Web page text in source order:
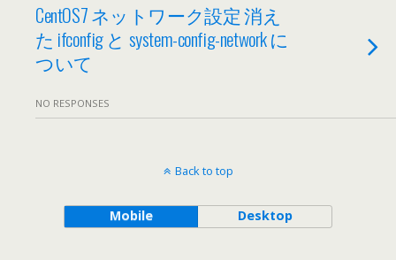
CentOS7 ネットワーク設定 消え
た ifconfig と system-config-network に
ついて
NO RESPONSES
Back to top
Mobile Desktop